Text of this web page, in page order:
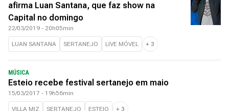
afirma Luan Santana, que faz show na
Capital no domingo
22/03/2019 - 20h05min
LUAN SANTANA SERTANEJO LIVE MÓVEL + 3
MÚSICA
Esteio recebe festival sertanejo em maio
15/03/2017 - 19h56min
VILLA MIZ SERTANEJO ESTEIO + 3